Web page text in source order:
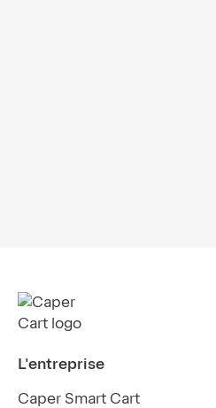
L'entreprise
Caper Smart Cart